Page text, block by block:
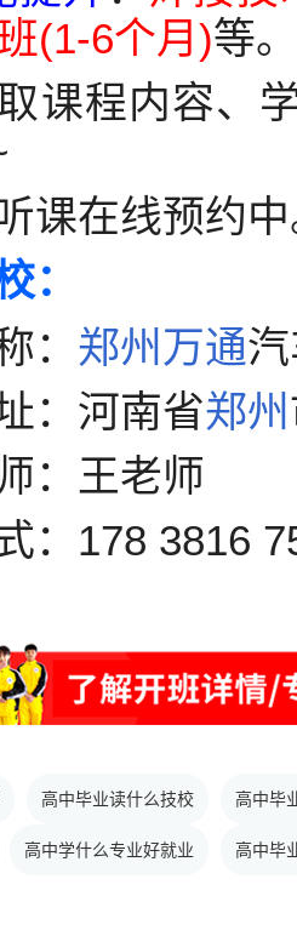
(1-6个月)等。
课程内容、
课在线预约
：
： 郑州 万通
：河南省郑州
：王老师
：178 3816
高中毕业读什么技校 高中毕
高中学什么专业好就业 高中毕